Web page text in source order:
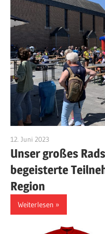
12. Juni 2023
Unser großes
begeisterte
Region
Weiterlesen